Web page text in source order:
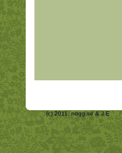
(c) 2011,